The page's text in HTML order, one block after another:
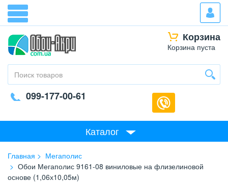
Корзина
Корзина пуста
099-177-00-61
Каталог
Главная
Мегаполис
Обои Мегаполис 9161-08 виниловые на флизелиновой
основе (1,06х10,05м)